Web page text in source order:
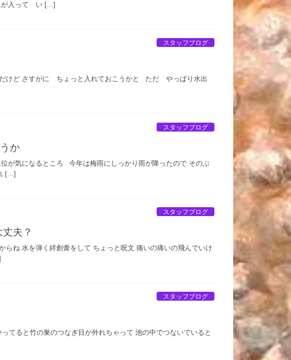
が入って い […]
スタッフブログ
けど さすがに ちょっと入れておこうかと ただ やっぱり水出
スタッフブログ
か
が気になるところ 今年は梅雨にしっかり雨が降ったので そのぶ
[…]
スタッフブログ
夫？
ね 水を弾く絆創膏をして ちょっと呪文 痛いの痛いの飛んでいけ
スタッフブログ
ると竹の巣のつなぎ目が外れちゃって 池の中でつないでいると